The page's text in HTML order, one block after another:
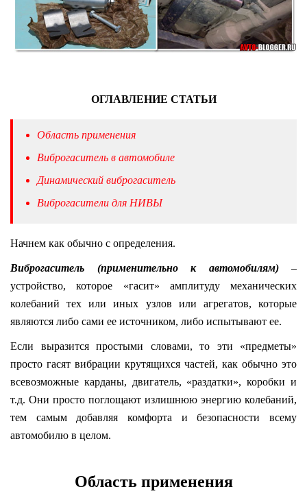
ОГЛАВЛЕНИЕ СТАТЬИ
Область применения
Виброгаситель в автомобиле
Динамический виброгаситель
Виброгасители для НИВЫ
Начнем как обычно с определения.
Виброгаситель (применительно к автомобилям)–
устройство, которое «гасит» амплитуду механических
колебаний тех или иных узлов или агрегатов, которые
являются либо сами ее источником, либо испытывают ее.
Если выразится простыми словами, то эти «предметы»
просто гасят вибрации крутящихся частей, как обычно это
всевозможные карданы, двигатель, «раздатки», коробки и
т.д. Они просто поглощают излишнюю энергию колебаний,
тем самым добавляя комфорта и безопасности всему
автомобилю в целом.
Область применения